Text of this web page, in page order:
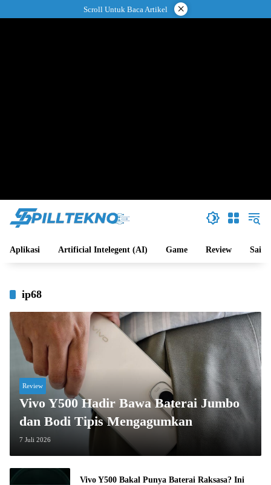
ke
Scroll Untuk Baca Artikel ×
Aplikasi Artificial Intelegent (AI) Game Review Sains
ip68
Review
Vivo Y500 Hadir Bawa Baterai Jumbo
dan Bodi Tipis Mengagumkan
7 Juli 2026
Vivo Y500 Bakal Punya Baterai Raksasa? Ini